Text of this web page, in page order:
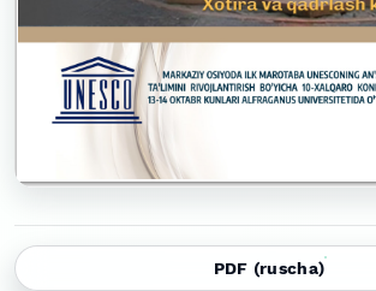
PDF (ruscha)